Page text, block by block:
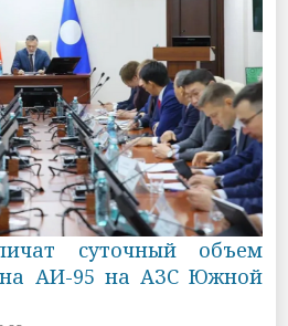
суточный объем
АИ-95 на АЗС Южной